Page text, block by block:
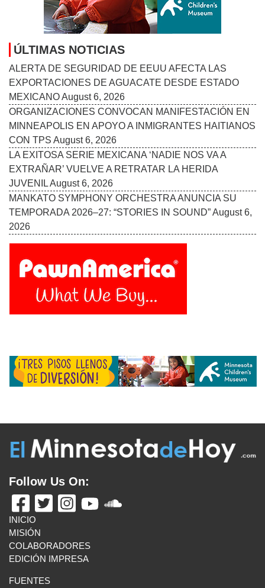
ÚLTIMAS NOTICIAS
ALERTA DE SEGURIDAD DE EEUU AFECTA LAS
EXPORTACIONES DE AGUACATE DESDE ESTADO
MEXICANOAugust 6, 2026
ORGANIZACIONES CONVOCAN MANIFESTACIÓN EN
MINNEAPOLIS EN APOYO A INMIGRANTES HAITIANOS
CON TPS August 6, 2026
LA EXITOSA SERIE MEXICANA ‘NADIE NOS VA A
EXTRAÑAR’ VUELVE A RETRATAR LA HERIDA
JUVENILAugust 6, 2026
MANKATO SYMPHONY ORCHESTRA ANUNCIA SU
TEMPORADA 2026–27: “STORIES IN SOUND”August 6,
2026
Follow Us On:
INICIO
MISIÓN
COLABORADORES
EDICIÓN IMPRESA
FUENTES